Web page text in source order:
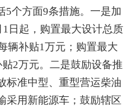
5个方面9条措施。一是加
日起，购置最大设计总质
辆补贴1万元；购置最大
2万元。二是鼓励设备推
标准中型、重型营运柴油
采用新能源车；鼓励辖区